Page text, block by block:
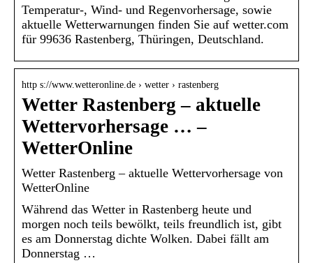
Temperatur-, Wind- und Regenvorhersage, sowie
aktuelle Wetterwarnungen finden Sie auf wetter.com
für 99636 Rastenberg, Thüringen, Deutschland.
http s://www.wetteronline.de › wetter › rastenberg
Wetter Rastenberg – aktuelle
Wettervorhersage … –
WetterOnline
Wetter Rastenberg – aktuelle Wettervorhersage von
WetterOnline
Während das Wetter in Rastenberg heute und
morgen noch teils bewölkt, teils freundlich ist, gibt
es am Donnerstag dichte Wolken. Dabei fällt am
Donnerstag …